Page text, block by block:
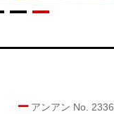
アンアン No. 2336